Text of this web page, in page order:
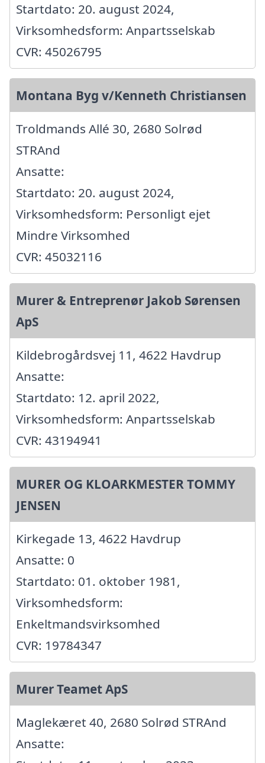
Startdato: 20. august 2024,
Virksomhedsform: Anpartsselskab
CVR: 45026795
Montana Byg v/Kenneth Christiansen
Troldmands Allé 30, 2680 Solrød
STRAnd
Ansatte:
Startdato: 20. august 2024,
Virksomhedsform: Personligt ejet
Mindre Virksomhed
CVR: 45032116
Murer & Entreprenør Jakob Sørensen
ApS
Kildebrogårdsvej 11, 4622 Havdrup
Ansatte:
Startdato: 12. april 2022,
Virksomhedsform: Anpartsselskab
CVR: 43194941
MURER OG KLOARKMESTER TOMMY
JENSEN
Kirkegade 13, 4622 Havdrup
Ansatte: 0
Startdato: 01. oktober 1981,
Virksomhedsform:
Enkeltmandsvirksomhed
CVR: 19784347
Murer Teamet ApS
Maglekæret 40, 2680 Solrød STRAnd
Ansatte: